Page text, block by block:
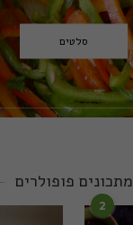
סלטים
מתכונים פופולרים
2